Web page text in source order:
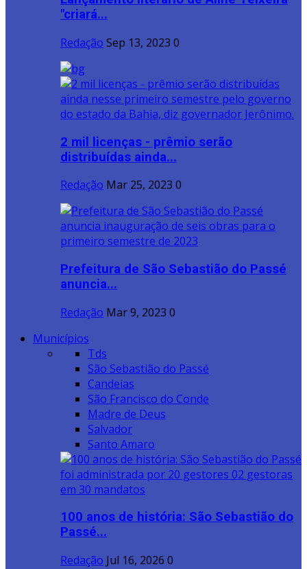
"criará...
Redação Sep 13, 2023 0
2 mil licenças - prêmio serão
distribuídas ainda...
Redação Mar 25, 2023 0
Prefeitura de São Sebastião do Passé
anuncia...
Redação Mar 9, 2023 0
Municípios
Tds
São Sebastião do Passé
Candeias
São Francisco do Conde
Madre de Deus
Salvador
Santo Amaro
100 anos de história: São Sebastião do
Passé...
Redação Jul 16, 2026 0